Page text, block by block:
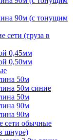
90м (с тонущим
сети (груза в
0,45мм
0,50мм
50м
50м синие
50м
90м
90м
сети обычные
шнуре)